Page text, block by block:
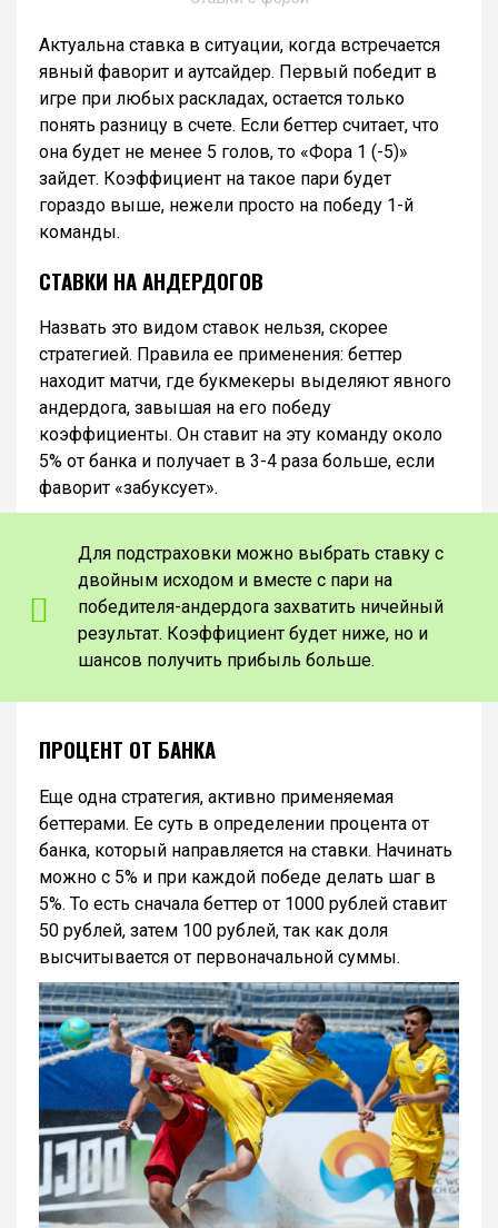
Актуальна ставка в ситуации, когда встречается
явный фаворит и аутсайдер. Первый победит в
игре при любых раскладах, остается только
понять разницу в счете. Если беттер считает, что
она будет не менее 5 голов, то «Фора 1 (-5)»
зайдет. Коэффициент на такое пари будет
гораздо выше, нежели просто на победу 1-й
команды.
СТАВКИ НА АНДЕРДОГОВ
Назвать это видом ставок нельзя, скорее
стратегией. Правила ее применения: беттер
находит матчи, где букмекеры выделяют явного
андердога, завышая на его победу
коэффициенты. Он ставит на эту команду около
5% от банка и получает в 3-4 раза больше, если
фаворит «забуксует».
Для подстраховки можно выбрать ставку с
двойным исходом и вместе с пари на
победителя-андердога захватить ничейный
результат. Коэффициент будет ниже, но и
шансов получить прибыль больше.
ПРОЦЕНТ ОТ БАНКА
Еще одна стратегия, активно применяемая
беттерами. Ее суть в определении процента от
банка, который направляется на ставки. Начинать
можно с 5% и при каждой победе делать шаг в
5%. То есть сначала беттер от 1000 рублей ставит
50 рублей, затем 100 рублей, так как доля
высчитывается от первоначальной суммы.